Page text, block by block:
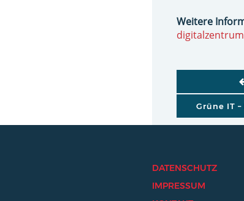
Weitere
Grüne IT
DATENSCHUTZ
IMPRESSUM